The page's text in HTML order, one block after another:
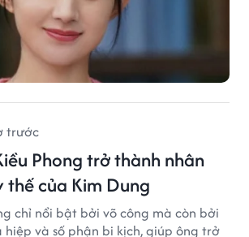
trước
Phong trở thành nhân
của Kim Dung
chỉ nổi bật bởi võ công mà còn bởi
hiệp và số phận bi kịch, giúp ông trở